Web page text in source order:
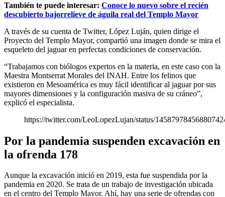
También te puede interesar: Conoce lo nuevo sobre el recién
descubierto bajorrelieve de águila real del Templo Mayor
A través de su cuenta de Twitter, López Luján, quien dirige el
Proyecto del Templo Mayor, compartió una imagen donde se mira el
esqueleto del jaguar en perfectas condiciones de conservación.
“Trabajamos con biólogos expertos en la materia, en este caso con la
Maestra Montserrat Morales del INAH. Entre los felinos que
existieron en Mesoamérica es muy fácil identificar al jaguar por sus
mayores dimensiones y la configuración masiva de su cráneo”,
explicó el especialista.
https://twitter.com/LeoLopezLujan/status/
Por la pandemia suspenden excavación en
la ofrenda 178
Aunque la excavación inició en 2019, esta fue suspendida por la
pandemia en 2020. Se trata de un trabajo de investigación ubicada
en el centro del Templo Mayor. Ahí, hay una serie de ofrendas con